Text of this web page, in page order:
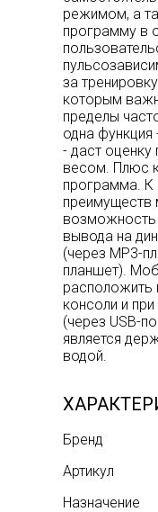
режимом, а
программу в
за
которым
пределы
одна
- даст
весом. Плюс
программа. К
преимуществ
возможность
вывода на
(через MP3-
планшет).
расположить
консоли и
(через USB-
является
водой.
Бренд
Артикул
Назначение